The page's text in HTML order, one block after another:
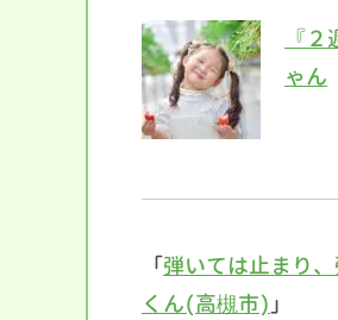
『
ゃん
「弾いては止まり
くん(高槻市) 」